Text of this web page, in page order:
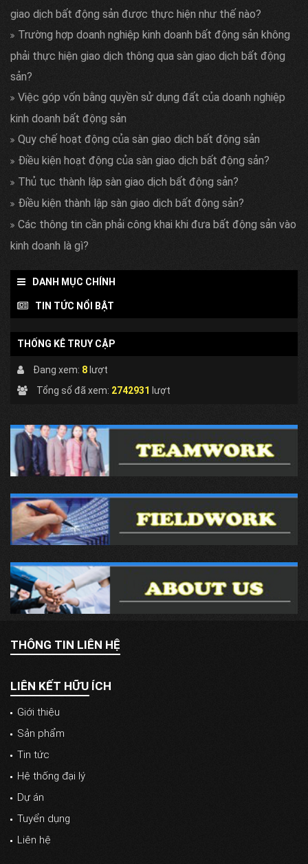
giao dịch bất động sản được thực hiện như thế nào?
Trường hợp doanh nghiệp kinh doanh bất động sản không
phải thực hiện giao dịch thông qua sàn giao dịch bất động
sản?
Việc góp vốn bằng quyền sử dụng đất của doanh nghiệp
kinh doanh bất động sản
Quy chế hoạt động của sàn giao dịch bất động sản
Điều kiện hoạt động của sàn giao dịch bất động sản?
Thủ tục thành lập sàn giao dịch bất động sản?
Điều kiện thành lập sàn giao dịch bất động sản?
Các thông tin cần phải công khai khi đưa bất động sản vào
kinh doanh là gì?
DANH MỤC CHÍNH
TIN TỨC NỔI BẬT
THỐNG KÊ TRUY CẬP
Đang xem: 8lượt
Tổng số đã xem: 2742931 lượt
THÔNG TIN LIÊN HỆ
LIÊN KẾT HỮU ÍCH
Giới thiệu
Sản phẩm
Tin tức
Hệ thống đại lý
Dự án
Tuyển dụng
Liên hệ